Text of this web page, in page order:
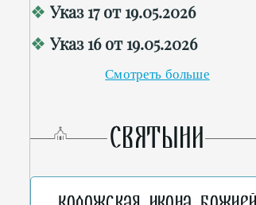
Указ 17 от 19.05.2026
Указ 16 от 19.05.2026
Смотреть больше
СВЯТЫНИ